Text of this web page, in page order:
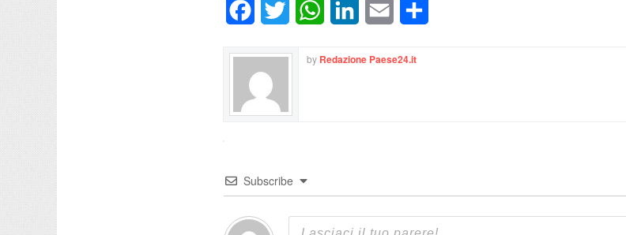
FacebookTwitter WhatsAppLinkedInEmail
by Redazione Paese24.it
Subscribe